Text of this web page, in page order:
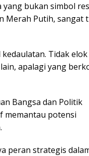
bukan simbol
Merah Putih, sangat
Tidak
apalagi yang
Bangsa dan Politik
memantau potensi
peran strategis